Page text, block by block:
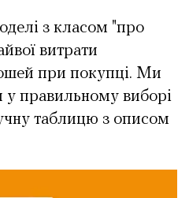
з класом "про
витрати
при покупці. Ми
правильному виборі
таблицю з описом